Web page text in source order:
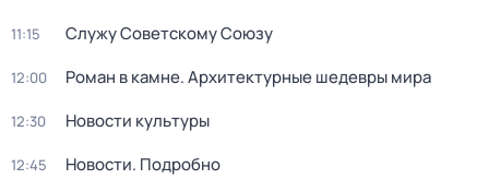
11:15 Служу Советскому Союзу
12:00 Роман в камне. Архитектурные шедевры мира
12:30 Новости культуры
12:45 Новости. Подробно